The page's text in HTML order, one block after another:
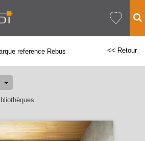
reference Rebus << Retour